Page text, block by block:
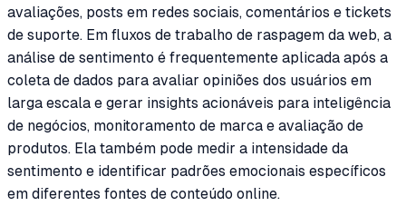
avaliações, posts em redes sociais, comentários e tickets
de suporte. Em fluxos de trabalho de raspagem da web, a
análise de sentimento é frequentemente aplicada após a
coleta de dados para avaliar opiniões dos usuários em
larga escala e gerar insights acionáveis para inteligência
de negócios, monitoramento de marca e avaliação de
produtos. Ela também pode medir a intensidade da
sentimento e identificar padrões emocionais específicos
em diferentes fontes de conteúdo online.